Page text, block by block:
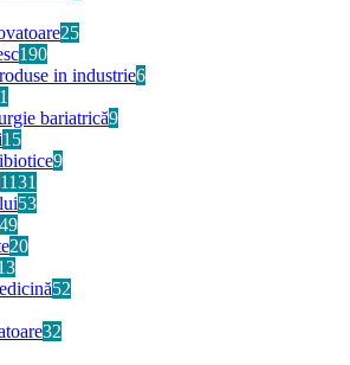
25
190
in industrie6
bariatrică9
15
9
1131
53
49
20
52
32